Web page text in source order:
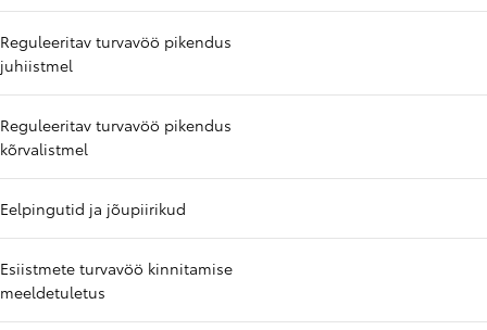
Reguleeritav turvavöö pikendus
juhiistmel
Reguleeritav turvavöö pikendus
kõrvalistmel
Eelpingutid ja jõupiirikud
Esiistmete turvavöö kinnitamise
meeldetuletus